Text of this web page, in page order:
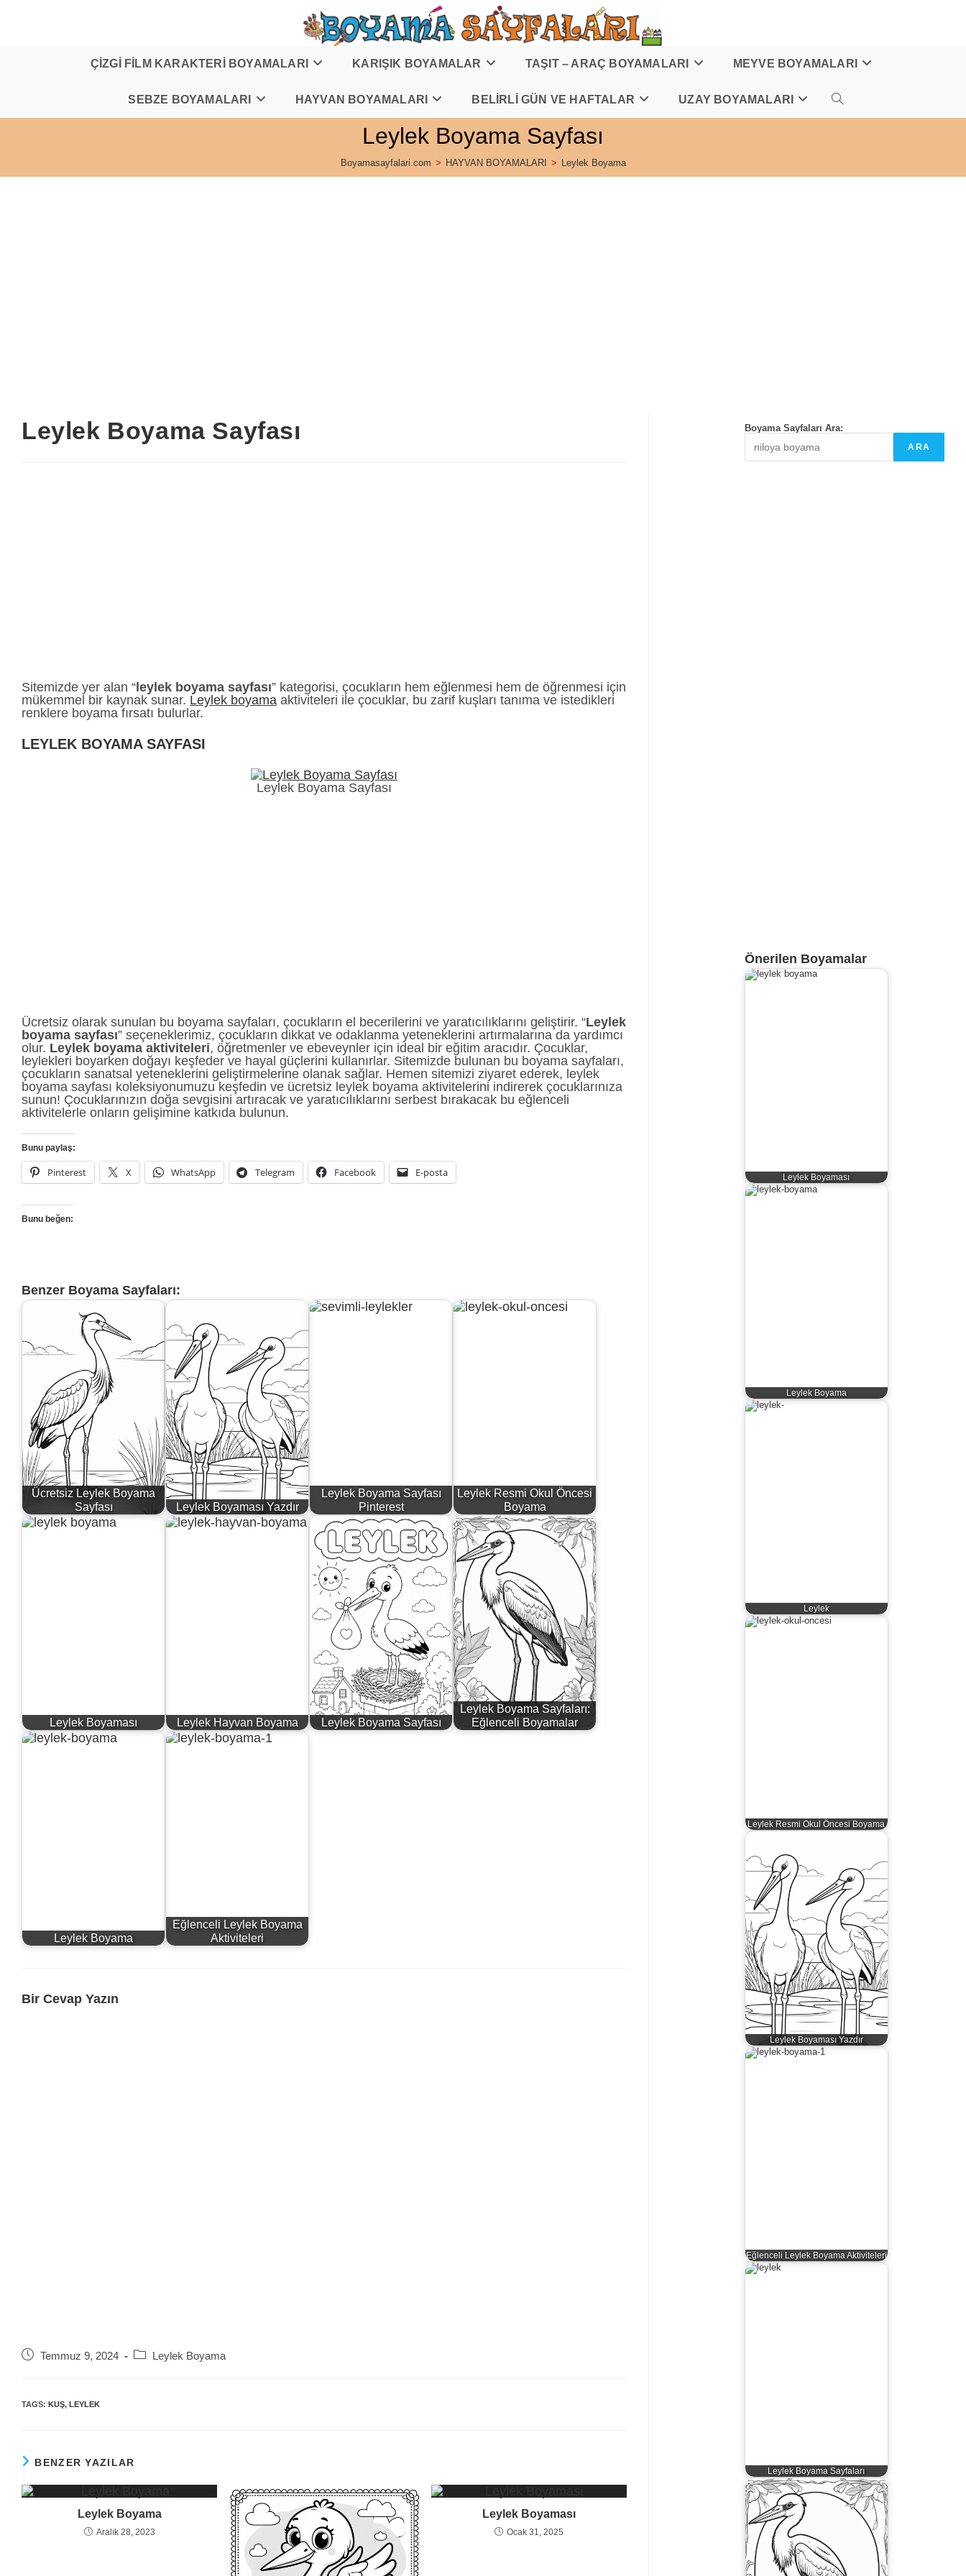
ÇİZGİ FİLM KARAKTERİ BOYAMALARI KARIŞIK BOYAMALAR TAŞIT – ARAÇ BOYAMALARI MEYVE BOYAMALARI
SEBZE BOYAMALARI HAYVAN BOYAMALARI BELİRLİ GÜN VE HAFTALAR UZAY BOYAMALARI TOGGLE
Leylek Boyama Sayfası
Boyamasayfalari.com > HAYVAN BOYAMALARI > Leylek Boyama
Leylek Boyama Sayfası
Sitemizde yer alan “ leylek boyama sayfası” kategorisi, çocukların hem eğlenmesi hem de öğrenmesi için
mükemmel bir kaynak sunar. Leylek boyama aktiviteleri ile çocuklar, bu zarif kuşları tanıma ve istedikleri
renklere boyama fırsatı bulurlar.
LEYLEK BOYAMA SAYFASI
Leylek Boyama Sayfası
Ücretsiz olarak sunulan bu boyama sayfaları, çocukların el becerilerini ve yaratıcılıklarını geliştirir. “Leylek
boyama sayfası” seçeneklerimiz, çocukların dikkat ve odaklanma yeteneklerini artırmalarına da yardımcı
olur. Leylek boyama aktiviteleri, öğretmenler ve ebeveynler için ideal bir eğitim aracıdır. Çocuklar,
leylekleri boyarken doğayı keşfeder ve hayal güçlerini kullanırlar. Sitemizde bulunan bu boyama sayfaları,
çocukların sanatsal yeteneklerini geliştirmelerine olanak sağlar. Hemen sitemizi ziyaret ederek, leylek
boyama sayfası koleksiyonumuzu keşfedin ve ücretsiz leylek boyama aktivitelerini indirerek çocuklarınıza
sunun! Çocuklarınızın doğa sevgisini artıracak ve yaratıcılıklarını serbest bırakacak bu eğlenceli
aktivitelerle onların gelişimine katkıda bulunun.
Bunu paylaş:
Pinterest X WhatsApp Telegram Facebook E-posta
Bunu beğen:
Benzer Boyama Sayfaları:
Ücretsiz Leylek Boyama
Sayfası
Leylek Boyaması Yazdır
Leylek Boyama Sayfası
Pinterest
Leylek Resmi Okul Öncesi
Boyama
Leylek Boyaması Leylek Hayvan Boyama Leylek Boyama Sayfası
Leylek Boyama Sayfaları:
Eğlenceli Boyamalar
Leylek Boyama
Eğlenceli Leylek Boyama
Aktiviteleri
Bir Cevap Yazın
PostTemmuz 9, 2024
Post
Leylek Boyama
TAGS: KUŞ, LEYLEK
BENZER YAZILAR
Leylek Boyama
Aralık 28, 2023
Leylek Boyaması
Ocak 31, 2025
Boyama Sayfaları Ara:
ARA
Önerilen Boyamalar
Leylek Boyaması
Leylek Boyama
Leylek
Leylek Resmi Okul Öncesi Boyama
Leylek Boyaması Yazdır
Eğlenceli Leylek Boyama Aktiviteleri
Leylek Boyama Sayfaları